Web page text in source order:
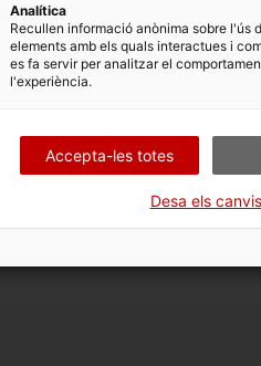
que les persones
finestra.
Analítica
Recullen informació anònima sobre l'ús
elements amb els quals interactues i
es fa servir per analitzar el
l'experiència.
Accepta-les totes
Desa els canvis